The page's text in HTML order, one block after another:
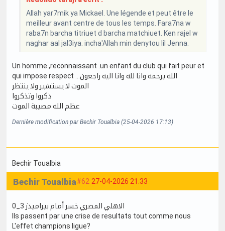
Allah yar7mik ya Mickael. Une légende et peut être le
meilleur avant centre de tous les temps. Fara7na w
raba7n barcha titriuet d barcha matchiuet. Ken rajel w
naghar aal jal3iya. incha'Allah min denytou lil Jenna.
Un homme ,reconnaissant .un enfant du club qui fait peur et
qui impose respect ...الله يرحمه وانا لله وانا اليه راجعون
الموت لا يستشير ولا ينتظر
ذكروا وتذكروا
عظم الله مصيبة الموت
Dernière modification par Bechir Toualbia (25-04-2026 17:13)
Bechir Toualbia
#62 27-04-2026 21:33
Bechir Toualbia
الاهلي المصري خسر أمام بيراميدز 3_0
Ils passent par une crise de resultats tout comme nous
L'effet champions ligue?